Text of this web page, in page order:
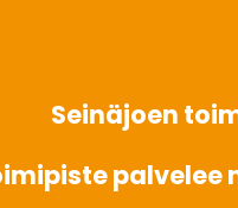
Seinäjoen
palvelee